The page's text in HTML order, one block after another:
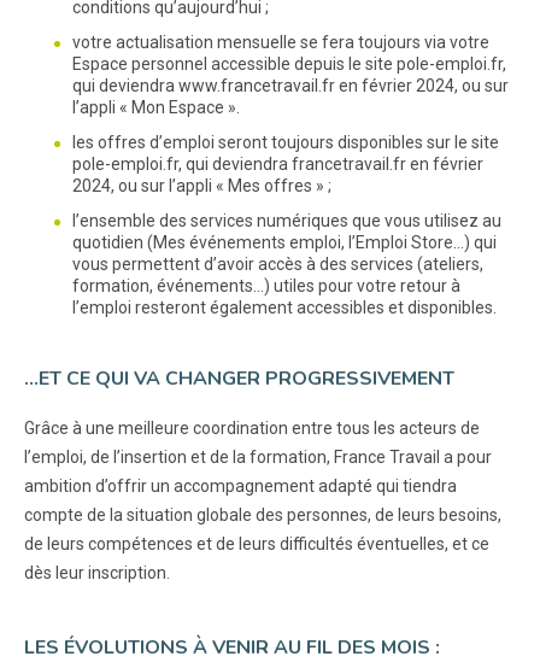
conditions qu’aujourd’hui ;
votre actualisation mensuelle se fera toujours via votre
Espace personnel accessible depuis le site pole-emploi.fr,
qui deviendra www.francetravail.fr en février 2024, ou sur
l’appli « Mon Espace ».
les offres d’emploi seront toujours disponibles sur le site
pole-emploi.fr, qui deviendra francetravail.fr en février
2024, ou sur l’appli « Mes offres » ;
l’ensemble des services numériques que vous utilisez au
quotidien (Mes événements emploi, l’Emploi Store…) qui
vous permettent d’avoir accès à des services (ateliers,
formation, événements…) utiles pour votre retour à
l’emploi resteront également accessibles et disponibles.
…ET CE QUI VA CHANGER PROGRESSIVEMENT
Grâce à une meilleure coordination entre tous les acteurs de
l’emploi, de l’insertion et de la formation, France Travail a pour
ambition d’offrir un accompagnement adapté qui tiendra
compte de la situation globale des personnes, de leurs besoins,
de leurs compétences et de leurs difficultés éventuelles, et ce
dès leur inscription.
LES ÉVOLUTIONS À VENIR AU FIL DES MOIS :